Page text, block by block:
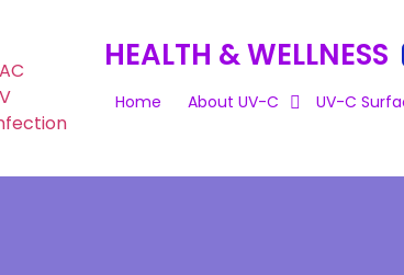
HEALTH & WELLNESS
Home About UV-C UV-C